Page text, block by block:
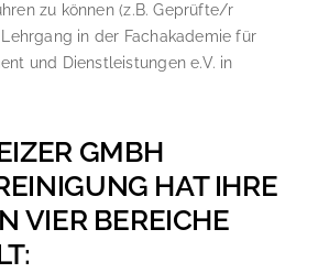
zu können (z.B. Geprüfte/r
in der Fachakademie für
und Dienstleistungen e.V. in
GMBH
HAT IHRE
VIER BEREICHE